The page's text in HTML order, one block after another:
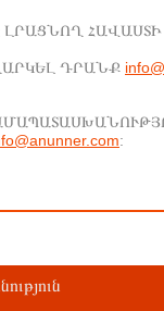
ՀԱՎԱՍՏԻ
ԴՐԱՆՔ
: